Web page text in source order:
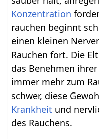
Konzentration
rauchen beginnt
einen kleinen
Rauchen fort. Die
das Benehmen ihrer
immer mehr zum
schwer, diese
Krankheit und
des Rauchens.